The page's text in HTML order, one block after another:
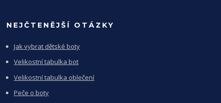
NEJČTENĚJŠÍ OTÁZKY
Jak vybrat dětské boty
Velikostní tabulka bot
Velikostní tabulka oblečení
Peče o boty